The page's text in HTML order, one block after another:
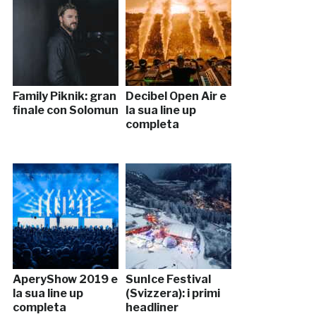
Family Piknik: gran
finale con Solomun
Decibel Open Air e
la sua line up
completa
AperyShow 2019 e
la sua line up
completa
SunIce Festival
(Svizzera): i primi
headliner